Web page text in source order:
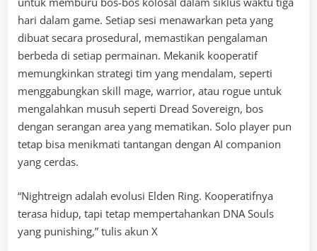
hari dalam game. Setiap sesi menawarkan peta yang
dibuat secara prosedural, memastikan pengalaman
berbeda di setiap permainan. Mekanik kooperatif
memungkinkan strategi tim yang mendalam, seperti
menggabungkan skill mage, warrior, atau rogue untuk
mengalahkan musuh seperti Dread Sovereign, bos
dengan serangan area yang mematikan. Solo player pun
tetap bisa menikmati tantangan dengan AI companion
yang cerdas.
“Nightreign adalah evolusi Elden Ring. Kooperatifnya
terasa hidup, tapi tetap mempertahankan DNA Souls
yang punishing,” tulis akun X